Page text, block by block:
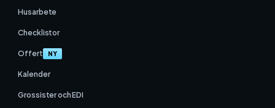
Husarbete
Checklistor
Offert NY
Kalender
Grossister och EDI